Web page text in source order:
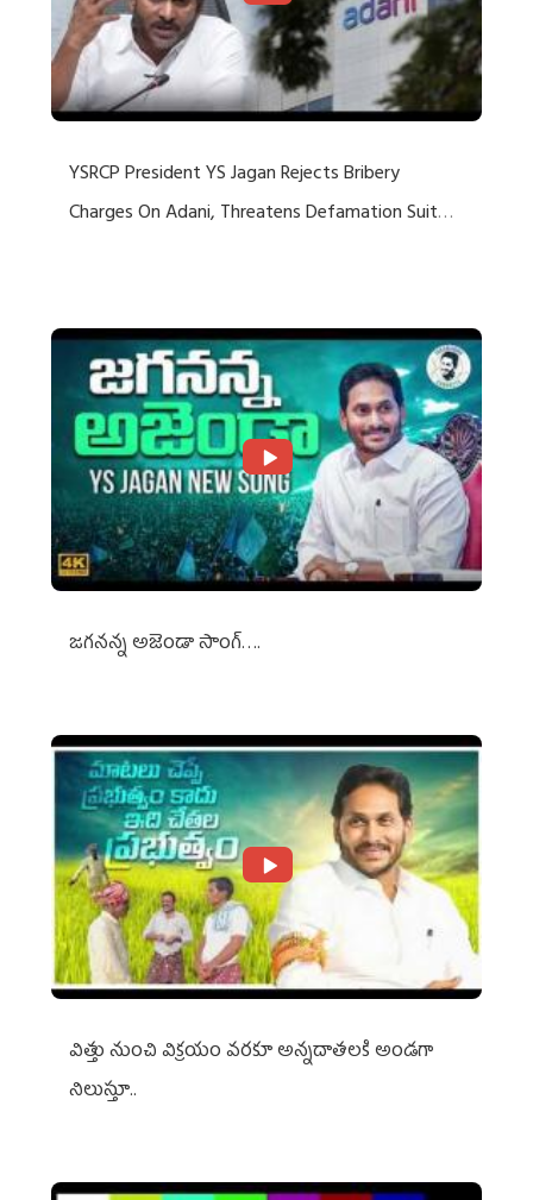
YSRCP President YS Jagan Rejects Bribery
Charges On Adani, Threatens Defamation Suit
జగనన్న అజెండా సాంగ్….
విత్తు నుంచి విక్రయం వరకూ అన్నదాతలకి అండగా
నిలుస్తూ..